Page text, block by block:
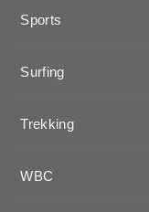
Sports
Surfing
Trekking
WBC